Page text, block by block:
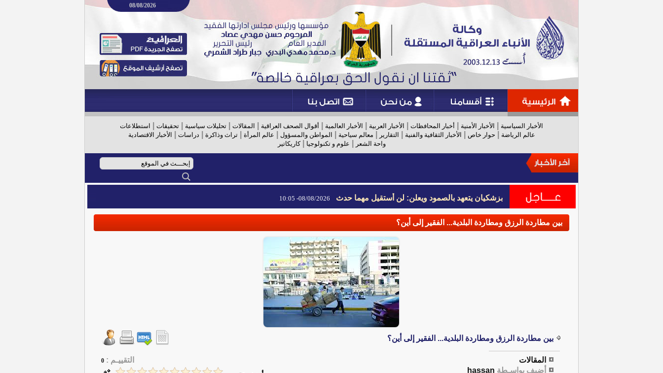
08/08/2026
الأخبار السياسية الأخبار الأمنية أخبار المحافظات الأخبار العربية الأخبار العالمية أقوال الصحف العراقية المقالات تحليلات سياسية تحقيقات
استطلاعات
عالم الرياضة
حوار خاص الأخبار الثقافية والفنية التقارير معالم سياحية المواطن والمسؤول عالم المرأة |تراث وذاكرة دراسات
الأخبار الاقتصادية
واحة الشعر
علوم و تكنولوجيا |كاريكاتير
بزشكيان يتعهد بالصمود ويعلن: لن أستقيل مهما حدث 08/08/2026- 10:05
بزشكيان يتعهد بالصمود ويعلن: لن أستقيل مهما حدث 08/08/2026- 10:05
بين مطاردة الرزق ومطاردة البلدية... الفقير إلى أين؟
بين مطاردة الرزق ومطاردة البلدية... الفقير إلى أين؟
المقالات التقييـم : 0
أضيف بواسـطة hassan